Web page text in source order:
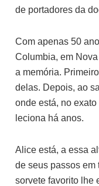
de portadores da
Com apenas 50
Columbia, em
a memória.
delas. Depois, ao
onde está, no
leciona há anos.
Alice está, a essa
de seus passos em
sorvete favorito lhe